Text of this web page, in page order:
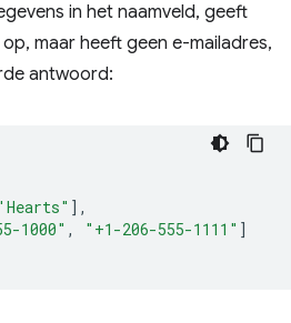
in het naamveld, geeft
maar heeft geen e-mailadres,
antwoord:
],
1000" , "+1-206-555-1111" ]